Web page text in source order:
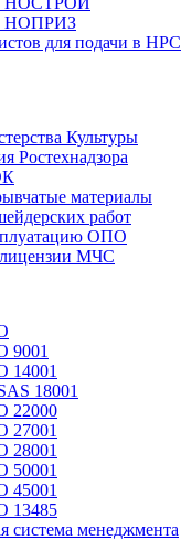
НОПРИЗ
для подачи в НРС
Культуры
Ростехнадзора
материалы
работ
ОПО
МЧС
9001
14001
18001
22000
27001
28001
50001
45001
13485
система менеджмента